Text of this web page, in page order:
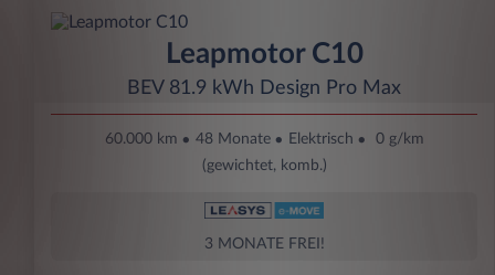
Leapmotor C10
BEV 81.9 kWh Design Pro Max
60.000 km 48 Monate Elektrisch
0 g/km
(gewichtet, komb.)
3 MONATE FREI!